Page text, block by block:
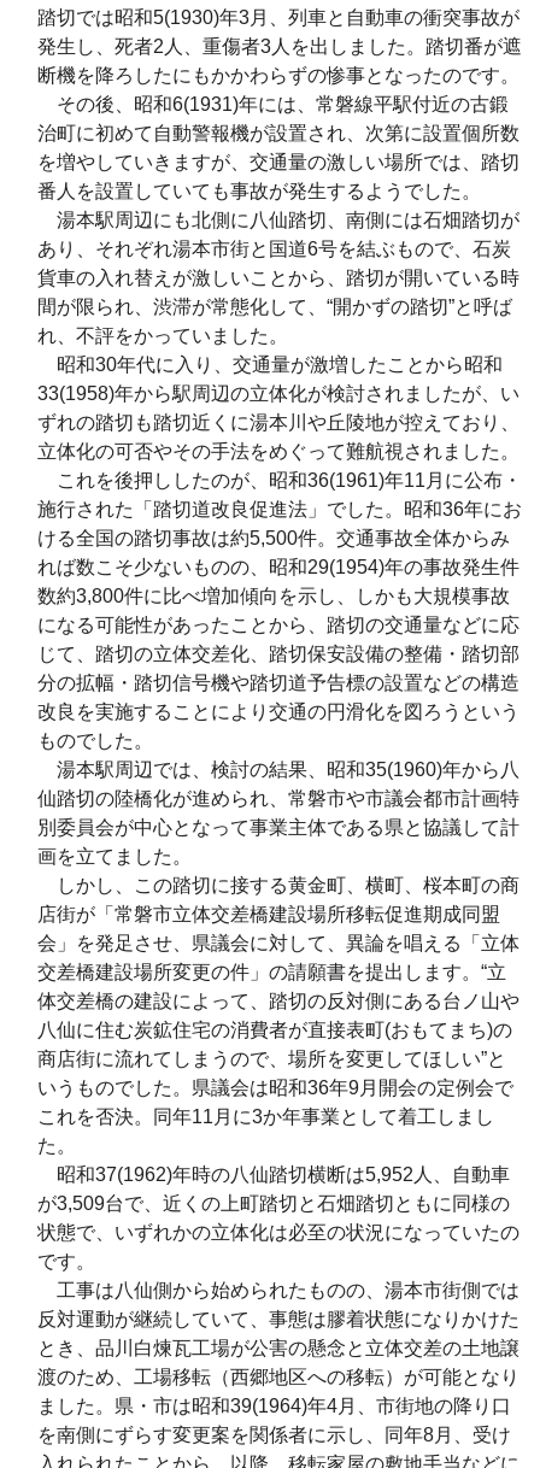
踏切では昭和5(1930)年3月、列車と自動車の衝突事故が
発生し、死者2人、重傷者3人を出しました。踏切番が遮
断機を降ろしたにもかかわらずの惨事となったのです。
その後、昭和6(1931)年には、常磐線平駅付近の古鍛
治町に初めて自動警報機が設置され、次第に設置個所数
を増やしていきますが、交通量の激しい場所では、踏切
番人を設置していても事故が発生するようでした。
湯本駅周辺にも北側に八仙踏切、南側には石畑踏切が
あり、それぞれ湯本市街と国道6号を結ぶもので、石炭
貨車の入れ替えが激しいことから、踏切が開いている時
間が限られ、渋滞が常態化して、“開かずの踏切”と呼ば
れ、不評をかっていました。
昭和30年代に入り、交通量が激増したことから昭和
33(1958)年から駅周辺の立体化が検討されましたが、い
ずれの踏切も踏切近くに湯本川や丘陵地が控えており、
立体化の可否やその手法をめぐって難航視されました。
これを後押ししたのが、昭和36(1961)年11月に公布・
施行された「踏切道改良促進法」でした。昭和36年にお
ける全国の踏切事故は約5,500件。交通事故全体からみ
れば数こそ少ないものの、昭和29(1954)年の事故発生件
数約3,800件に比べ増加傾向を示し、しかも大規模事故
になる可能性があったことから、踏切の交通量などに応
じて、踏切の立体交差化、踏切保安設備の整備・踏切部
分の拡幅・踏切信号機や踏切道予告標の設置などの構造
改良を実施することにより交通の円滑化を図ろうという
ものでした。
湯本駅周辺では、検討の結果、昭和35(1960)年から八
仙踏切の陸橋化が進められ、常磐市や市議会都市計画特
別委員会が中心となって事業主体である県と協議して計
画を立てました。
しかし、この踏切に接する黄金町、横町、桜本町の商
店街が「常磐市立体交差橋建設場所移転促進期成同盟
会」を発足させ、県議会に対して、異論を唱える「立体
交差橋建設場所変更の件」の請願書を提出します。“立
体交差橋の建設によって、踏切の反対側にある台ノ山や
八仙に住む炭鉱住宅の消費者が直接表町(おもてまち)の
商店街に流れてしまうので、場所を変更してほしい”と
いうものでした。県議会は昭和36年9月開会の定例会で
これを否決。同年11月に3か年事業として着工しまし
た。
昭和37(1962)年時の八仙踏切横断は5,952人、自動車
が3,509台で、近くの上町踏切と石畑踏切ともに同様の
状態で、いずれかの立体化は必至の状況になっていたの
です。
工事は八仙側から始められたものの、湯本市街側では
反対運動が継続していて、事態は膠着状態になりかけた
とき、品川白煉瓦工場が公害の懸念と立体交差の土地譲
渡のため、工場移転（西郷地区への移転）が可能となり
ました。県・市は昭和39(1964)年4月、市街地の降り口
を南側にずらす変更案を関係者に示し、同年8月、受け
入れられたことから、以降、移転家屋の敷地手当などに